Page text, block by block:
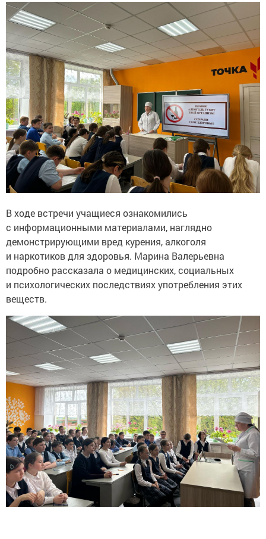
В ходе встречи учащиеся ознакомились
с информационными материалами, наглядно
демонстрирующими вред курения, алкоголя
и наркотиков для здоровья. Марина Валерьевна
подробно рассказала о медицинских, социальных
и психологических последствиях употребления этих
веществ.